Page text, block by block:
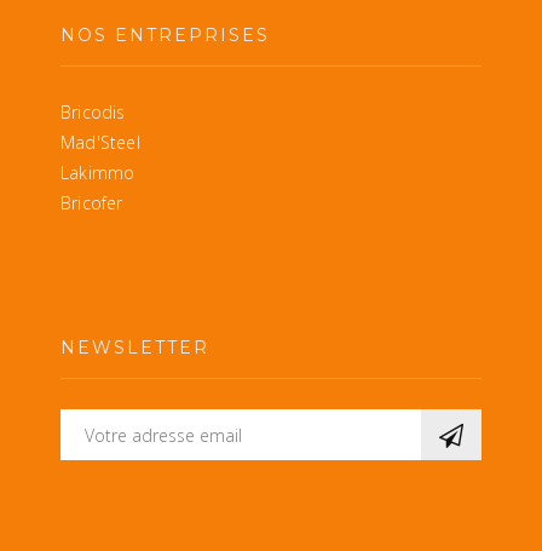
NOS ENTREPRISES
Bricodis
Mad'Steel
Lakimmo
Bricofer
NEWSLETTER